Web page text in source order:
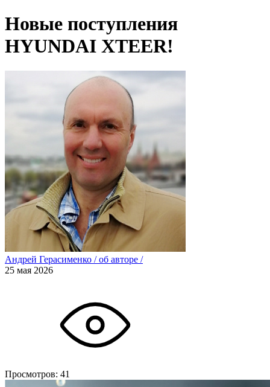
Новые поступления
HYUNDAI XTEER!
Андрей Герасименко /об авторе /
25 мая 2026
Просмотров: 41